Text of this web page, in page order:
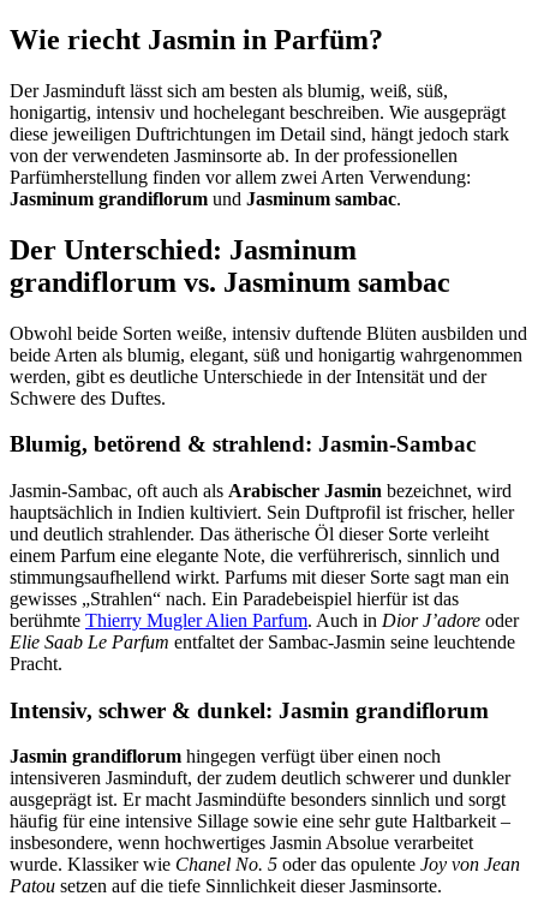
Wie riecht Jasmin in Parfüm?
Der Jasminduft lässt sich am besten als blumig, weiß, süß,
honigartig, intensiv und hochelegant beschreiben. Wie ausgeprägt
diese jeweiligen Duftrichtungen im Detail sind, hängt jedoch stark
von der verwendeten Jasminsorte ab. In der professionellen
Parfümherstellung finden vor allem zwei Arten Verwendung:
Jasminum grandiflorum und Jasminum sambac.
Der Unterschied: Jasminum
grandiflorum vs. Jasminum sambac
Obwohl beide Sorten weiße, intensiv duftende Blüten ausbilden und
beide Arten als blumig, elegant, süß und honigartig wahrgenommen
werden, gibt es deutliche Unterschiede in der Intensität und der
Schwere des Duftes.
Blumig, betörend & strahlend: Jasmin-Sambac
Jasmin-Sambac, oft auch als Arabischer Jasmin bezeichnet, wird
hauptsächlich in Indien kultiviert. Sein Duftprofil ist frischer, heller
und deutlich strahlender. Das ätherische Öl dieser Sorte verleiht
einem Parfum eine elegante Note, die verführerisch, sinnlich und
stimmungsaufhellend wirkt. Parfums mit dieser Sorte sagt man ein
gewisses „Strahlen“ nach. Ein Paradebeispiel hierfür ist das
berühmte Thierry Mugler Alien Parfum. Auch in Dior J’adore oder
Elie Saab Le Parfum entfaltet der Sambac-Jasmin seine leuchtende
Pracht.
Intensiv, schwer & dunkel: Jasmin grandiflorum
Jasmin grandiflorum hingegen verfügt über einen noch
intensiveren Jasminduft, der zudem deutlich schwerer und dunkler
ausgeprägt ist. Er macht Jasmindüfte besonders sinnlich und sorgt
häufig für eine intensive Sillage sowie eine sehr gute Haltbarkeit –
insbesondere, wenn hochwertiges Jasmin Absolue verarbeitet
wurde. Klassiker wie Chanel No. 5 oder das opulente Joy von Jean
Patou setzen auf die tiefe Sinnlichkeit dieser Jasminsorte.